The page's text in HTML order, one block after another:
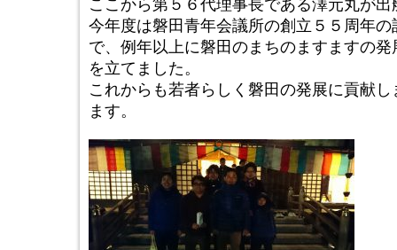
ここから第５６代理事長である澤元丸が出
今年度は磐田青年会議所の創立５５周年
で、例年以上に磐田のまちのますますの
を立てました。
これからも若者らしく磐田の発展に貢献
ます。